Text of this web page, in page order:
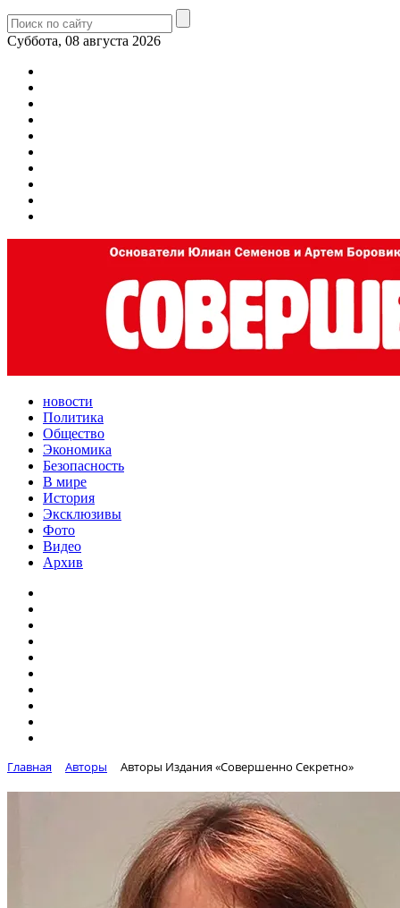
Суббота, 08 августа 2026
новости
Политика
Общество
Экономика
Безопасность
В мире
История
Эксклюзивы
Фото
Видео
Архив
Главная Авторы Авторы Издания «Совершенно Секретно»